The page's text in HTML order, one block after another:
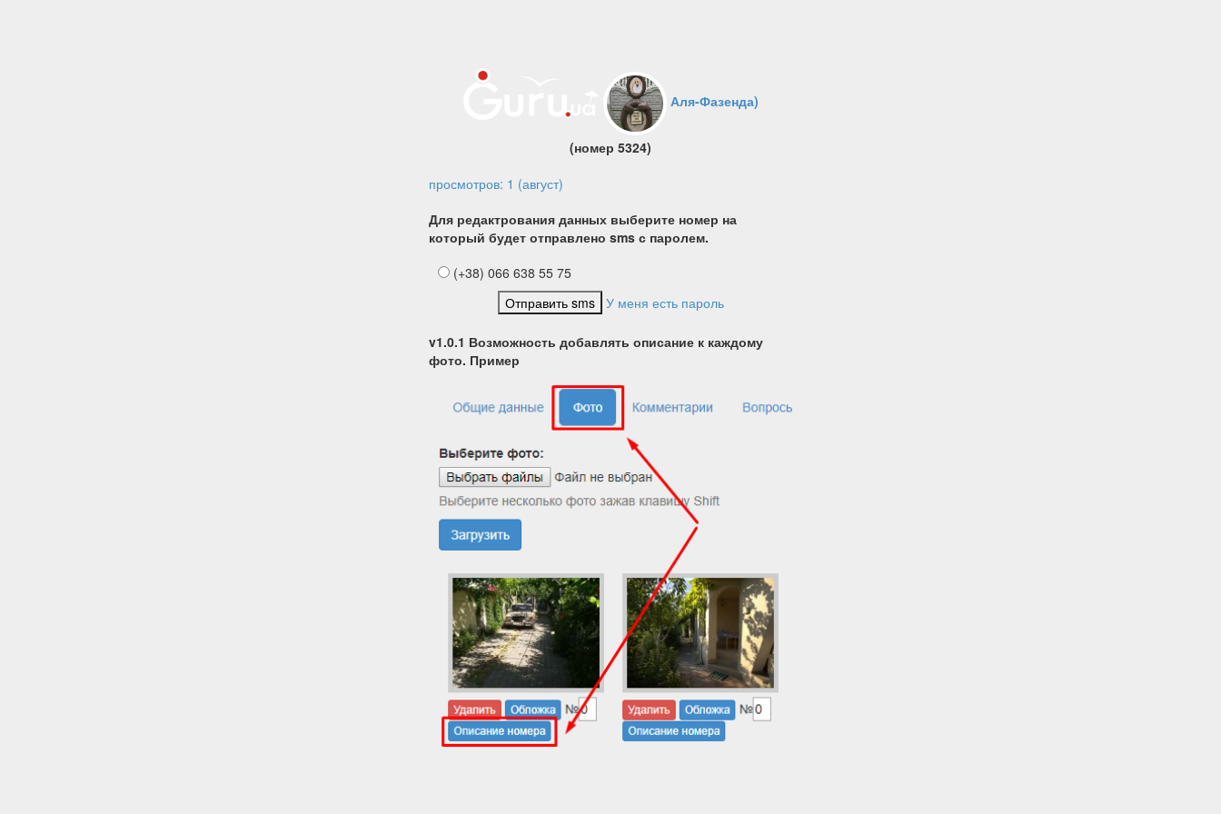
Аля-Фазенда)
(номер 5324)
просмотров: 1 (август)
Для редактрования данных выберите номер на
который будет отправлено sms с паролем.
(+38) 066 638 55 75
Отправить sms
У меня есть пароль
v1.0.1 Возможность добавлять описание к каждому
фото. Пример